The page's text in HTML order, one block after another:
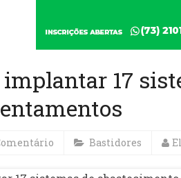
17
Bastidores